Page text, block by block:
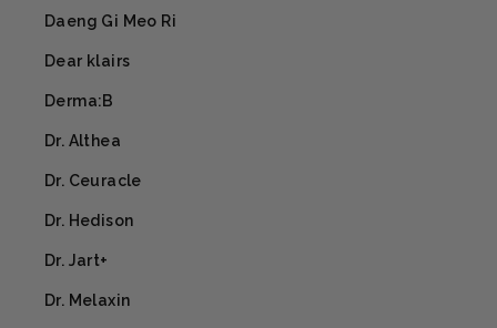
Daeng Gi Meo Ri
Dear klairs
Derma:B
Dr. Althea
Dr. Ceuracle
Dr. Hedison
Dr. Jart+
Dr. Melaxin